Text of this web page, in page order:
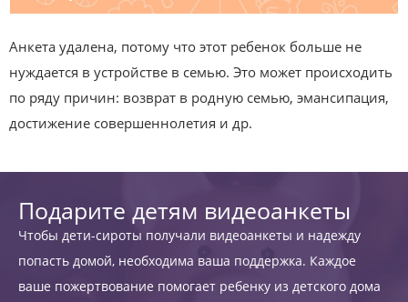
Анкета удалена, потому что этот ребенок больше не
нуждается в устройстве в семью. Это может происходить
по ряду причин: возврат в родную семью, эмансипация,
достижение совершеннолетия и др.
Подарите детям видеоанкеты
Чтобы дети-сироты получали видеоанкеты и надежду
попасть домой, необходима ваша поддержка. Каждое
ваше пожертвование помогает ребенку из детского дома